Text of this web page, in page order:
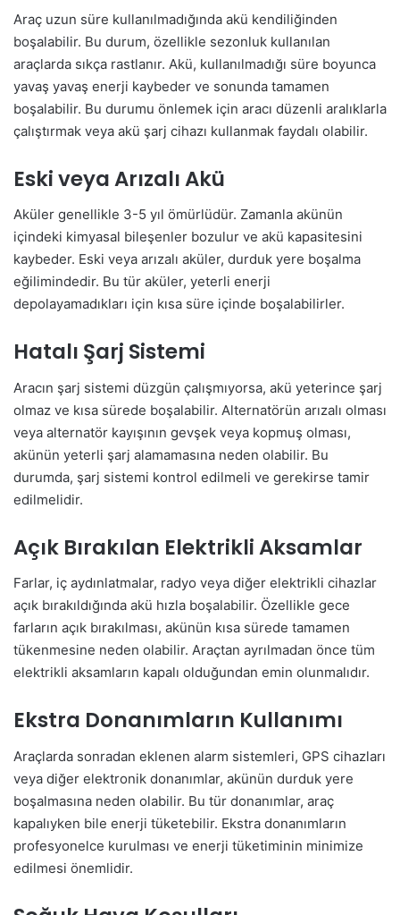
Araç uzun süre kullanılmadığında akü kendiliğinden
boşalabilir. Bu durum, özellikle sezonluk kullanılan
araçlarda sıkça rastlanır. Akü, kullanılmadığı süre boyunca
yavaş yavaş enerji kaybeder ve sonunda tamamen
boşalabilir. Bu durumu önlemek için aracı düzenli aralıklarla
çalıştırmak veya akü şarj cihazı kullanmak faydalı olabilir.
Eski veya Arızalı Akü
Aküler genellikle 3-5 yıl ömürlüdür. Zamanla akünün
içindeki kimyasal bileşenler bozulur ve akü kapasitesini
kaybeder. Eski veya arızalı aküler, durduk yere boşalma
eğilimindedir. Bu tür aküler, yeterli enerji
depolayamadıkları için kısa süre içinde boşalabilirler.
Hatalı Şarj Sistemi
Aracın şarj sistemi düzgün çalışmıyorsa, akü yeterince şarj
olmaz ve kısa sürede boşalabilir. Alternatörün arızalı olması
veya alternatör kayışının gevşek veya kopmuş olması,
akünün yeterli şarj alamamasına neden olabilir. Bu
durumda, şarj sistemi kontrol edilmeli ve gerekirse tamir
edilmelidir.
Açık Bırakılan Elektrikli Aksamlar
Farlar, iç aydınlatmalar, radyo veya diğer elektrikli cihazlar
açık bırakıldığında akü hızla boşalabilir. Özellikle gece
farların açık bırakılması, akünün kısa sürede tamamen
tükenmesine neden olabilir. Araçtan ayrılmadan önce tüm
elektrikli aksamların kapalı olduğundan emin olunmalıdır.
Ekstra Donanımların Kullanımı
Araçlarda sonradan eklenen alarm sistemleri, GPS cihazları
veya diğer elektronik donanımlar, akünün durduk yere
boşalmasına neden olabilir. Bu tür donanımlar, araç
kapalıyken bile enerji tüketebilir. Ekstra donanımların
profesyonelce kurulması ve enerji tüketiminin minimize
edilmesi önemlidir.